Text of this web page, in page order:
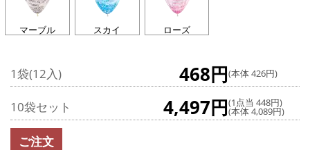
マーブル スカイ ローズ
1袋(12入) 468円(本体 426円)
10袋セット 4,497円(1点当 448円)
(本体 4,089円)
ご注文